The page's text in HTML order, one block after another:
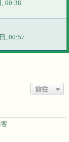
00:38
, 00:57
前往